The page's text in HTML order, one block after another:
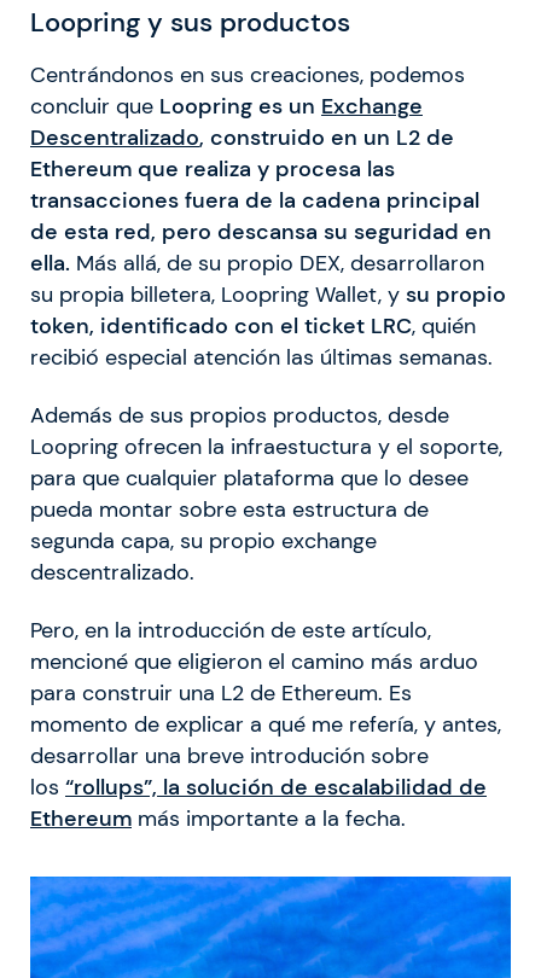
Loopring y sus productos
Centrándonos en sus creaciones, podemos
concluir que Loopring es un Exchange
Descentralizado, construido en un L2 de
Ethereum que realiza y procesa las
transacciones fuera de la cadena principal
de esta red, pero descansa su seguridad en
ella. Más allá, de su propio DEX, desarrollaron
su propia billetera, Loopring Wallet, y su propio
token, identificado con el ticket LRC, quién
recibió especial atención las últimas semanas.
Además de sus propios productos, desde
Loopring ofrecen la infraestuctura y el soporte,
para que cualquier plataforma que lo desee
pueda montar sobre esta estructura de
segunda capa, su propio exchange
descentralizado.
Pero, en la introducción de este artículo,
mencioné que eligieron el camino más arduo
para construir una L2 de Ethereum. Es
momento de explicar a qué me refería, y antes,
desarrollar una breve introdución sobre
los “rollups”, la solución de escalabilidad de
Ethereum más importante a la fecha.